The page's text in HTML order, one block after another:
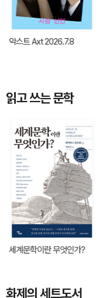
악스트 Axt 2026.7.8
읽고 쓰는 문학
세계문학이란 무엇인가?
화제의 세트도서